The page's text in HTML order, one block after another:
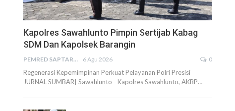
Kapolres Sawahlunto Pimpin Sertijab Kabag
SDM Dan Kapolsek Barangin
PEMRED SAPTARIUS 6 Agu 2026 0
Regenerasi Kepemimpinan Perkuat Pelayanan Polri Presisi
JURNAL SUMBAR| Sawahlunto - Kapolres Sawahlunto, AKBP…